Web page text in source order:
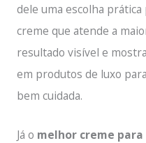
dele uma escolha
creme que atende a
resultado visível e
em produtos de luxo
bem cuidada.
Já o melhor creme